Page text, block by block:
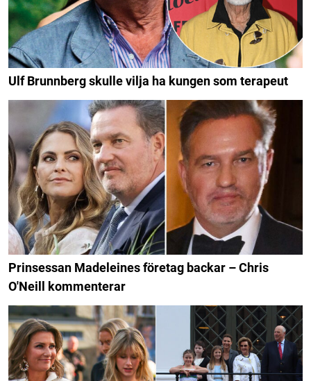
Ulf Brunnberg skulle vilja ha kungen som terapeut
Prinsessan Madeleines företag backar – Chris
O'Neill kommenterar